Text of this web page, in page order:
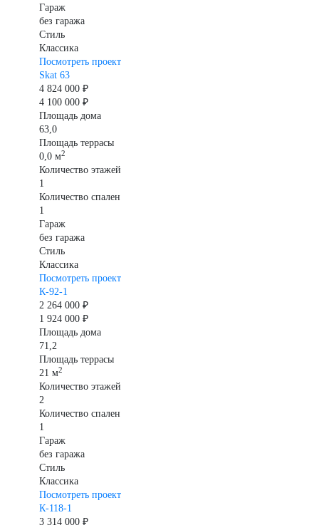
Гараж
без гаража
Стиль
Классика
Посмотреть проект
Skat 63
4 824 000 ₽
4 100 000 ₽
Площадь дома
63,0
Площадь террасы
0,0 м2
Количество этажей
1
Количество спален
1
Гараж
без гаража
Стиль
Классика
Посмотреть проект
К-92-1
2 264 000 ₽
1 924 000 ₽
Площадь дома
71,2
Площадь террасы
21 м2
Количество этажей
2
Количество спален
1
Гараж
без гаража
Стиль
Классика
Посмотреть проект
К-118-1
3 314 000 ₽